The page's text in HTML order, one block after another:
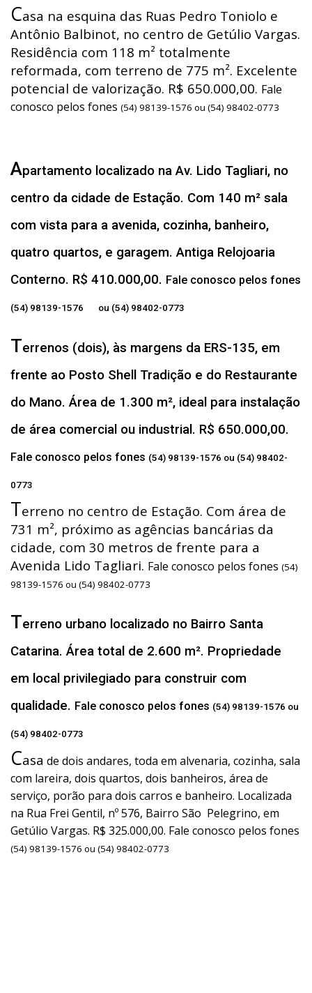
Casa na esquina das Ruas Pedro Toniolo e
Antônio Balbinot, no centro de Getúlio Vargas.
Residência com 118 m² totalmente
reformada, com terreno de 775 m². Excelente
potencial de valorização. R$ 650.000,00. Fale
conosco pelos fones (54) 98139-1576 ou (54) 98402-0773
Apartamento localizado na Av. Lido Tagliari, no
centro da cidade de Estação. Com 140 m² sala
com vista para a avenida, cozinha, banheiro,
quatro quartos, e garagem. Antiga Relojoaria
Conterno. R$ 410.000,00. Fale conosco pelos fones
(54) 98139-1576 ou (54) 98402-0773
Terrenos (dois), às margens da ERS-135, em
frente ao Posto Shell Tradição e do Restaurante
do Mano. Área de 1.300 m², ideal para instalação
de área comercial ou industrial. R$ 650.000,00.
Fale conosco pelos fones (54) 98139-1576 ou (54) 98402-
0773
Terreno no centro de Estação. Com área de
731 m², próximo as agências bancárias da
cidade, com 30 metros de frente para a
Avenida Lido Tagliari. Fale conosco pelos fones (54)
98139-1576 ou (54) 98402-0773
Terreno urbano localizado no Bairro Santa
Catarina. Área total de 2.600 m². Propriedade
em local privilegiado para construir com
qualidade. Fale conosco pelos fones (54) 98139-1576 ou
(54) 98402-0773
Casa de dois andares, toda em alvenaria, cozinha, sala
com lareira, dois quartos, dois banheiros, área de
serviço, porão para dois carros e banheiro. Localizada
na Rua Frei Gentil, nº 576, Bairro São Pelegrino, em
Getúlio Vargas. R$ 325.000,00. Fale conosco pelos fones
(54) 98139-1576 ou (54) 98402-0773